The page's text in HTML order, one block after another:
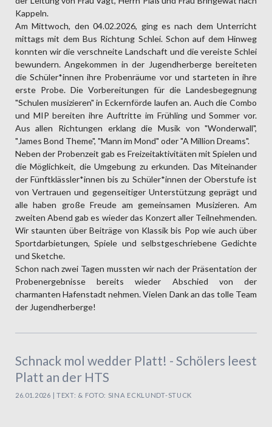
Kappeln.
Am Mittwoch, den 04.02.2026, ging es nach dem Unterricht
mittags mit dem Bus Richtung Schlei. Schon auf dem Hinweg
konnten wir die verschneite Landschaft und die vereiste Schlei
bewundern. Angekommen in der Jugendherberge bereiteten
die Schüler*innen ihre Probenräume vor und starteten in ihre
erste Probe. Die Vorbereitungen für die Landesbegegnung
"Schulen musizieren" in Eckernförde laufen an. Auch die Combo
und MIP bereiten ihre Auftritte im Frühling und Sommer vor.
Aus allen Richtungen erklang die Musik von "Wonderwall",
"James Bond Theme", "Mann im Mond" oder "A Million Dreams".
Neben der Probenzeit gab es Freizeitaktivitäten mit Spielen und
die Möglichkeit, die Umgebung zu erkunden. Das Miteinander
der Fünftklässler*innen bis zu Schüler*innen der Oberstufe ist
von Vertrauen und gegenseitiger Unterstützung geprägt und
alle haben große Freude am gemeinsamen Musizieren. Am
zweiten Abend gab es wieder das Konzert aller Teilnehmenden.
Wir staunten über Beiträge von Klassik bis Pop wie auch über
Sportdarbietungen, Spiele und selbstgeschriebene Gedichte
und Sketche.
Schon nach zwei Tagen mussten wir nach der Präsentation der
Probenergebnisse bereits wieder Abschied von der
charmanten Hafenstadt nehmen. Vielen Dank an das tolle Team
der Jugendherberge!
Schnack mol wedder Platt! - Schölers leest
Platt an der HTS
26.01.2026 | TEXT: & FOTO: SINA ECKLUNDT-STUCK